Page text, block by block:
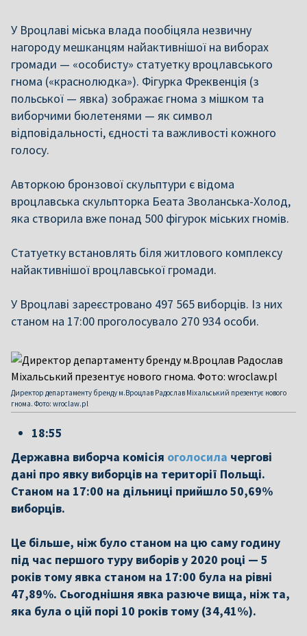
У Вроцлаві міська влада пообіцяла незвичну
нагороду мешканцям найактивнішої на виборах
громади — «особисту» статуетку вроцлавського
гнома («краснолюдка»). Фігурка Фреквенція (з
польської — явка) зображає гнома з мішком та
виборчими бюлетенями — як символ
відповідальності, єдності та важливості кожного
голосу.
Авторкою бронзової скульптури є відома
вроцлавська скульпторка Беата Зволанська-Холод,
яка створила вже понад 500 фігурок міських гномів.
Статуетку встановлять біля житлового комплексу
найактивнішої вроцлавської громади.
У Вроцлаві зареєстровано 497 565 виборців. Із них
станом на 17:00 проголосувало 270 934 особи.
Директор департаменту бренду м.Вроцлав Радослав Міхальський презентує нового
гнома. Фото: wroclaw.pl
18:55
Державна виборча комісія оголосила чергові
дані про явку виборців на території Польщі.
Станом на 17:00 на дільниці прийшло 50,69%
виборців.
Це більше, ніж було станом на цю саму годину
під час першого туру виборів у 2020 році — 5
років тому явка станом на 17:00 була на рівні
47,89%. Сьогоднішня явка разюче вища, ніж та,
яка була о цій порі 10 років тому (34,41%).